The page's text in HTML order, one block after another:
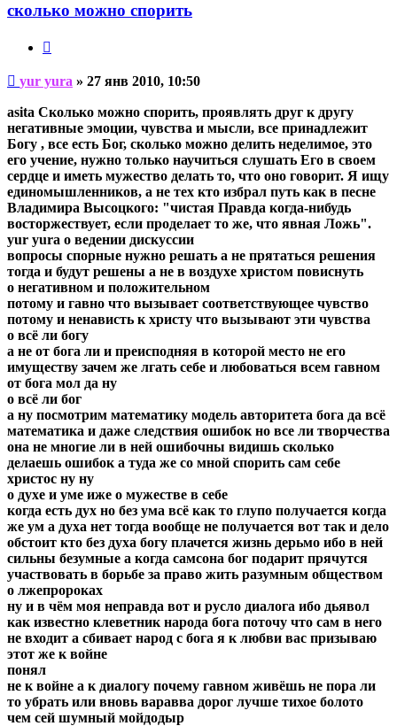
yura
сколько можно спорить
Непрочитанное
сообщение
yur yura » 27 янв 2010, 10:50
asita Сколько можно спорить, проявлять друг к другу
негативные эмоции, чувства и мысли, все принадлежит
Богу , все есть Бог, сколько можно делить неделимое, это
его учение, нужно только научиться слушать Его в своем
сердце и иметь мужество делать то, что оно говорит. Я ищу
единомышленников, а не тех кто избрал путь как в песне
Владимира Высоцкого: "чистая Правда когда-нибудь
восторжествует, если проделает то же, что явная Ложь".
yur yura о ведении дискуссии
вопросы спорные нужно решать а не прятаться решения
тогда и будут решены а не в воздухе христом повиснуть
о негативном и положительном
потому и гавно что вызывает соответствующее чувство
потому и ненависть к христу что вызывают эти чувства
о всё ли богу
а не от бога ли и преисподняя в которой место не его
имуществу зачем же лгать себе и любоваться всем гавном
от бога мол да ну
о всё ли бог
а ну посмотрим математику модель авторитета бога да всё
математика и даже следствия ошибок но все ли творчества
она не многие ли в ней ошибочны видишь сколько
делаешь ошибок а туда же со мной спорить сам себе
христос ну ну
о духе и уме иже о мужестве в себе
когда есть дух но без ума всё как то глупо получается когда
же ум а духа нет тогда вообще не получается вот так и дело
обстоит кто без духа богу плачется жизнь дерьмо ибо в ней
сильны безумные а когда самсона бог подарит прячутся
участвовать в борьбе за право жить разумным обществом
о лжепророках
ну и в чём моя неправда вот и русло диалога ибо дьявол
как известно клеветник народа бога поточу что сам в него
не входит а сбивает народ с бога я к любви вас призываю
этот же к войне
понял
не к войне а к диалогу почему гавном живёшь не пора ли
то убрать или вновь варавва дорог лучше тихое болото
чем сей шумный мойдодыр